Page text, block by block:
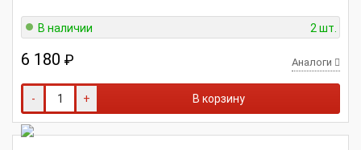
В наличии 2 шт.
6 180 ₽ Аналоги
- + В корзину